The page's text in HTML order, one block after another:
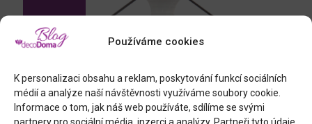
Používáme cookies
K personalizaci obsahu a reklam, poskytování funkcí sociálních
médií a analýze naší návštěvnosti využíváme soubory cookie.
Informace o tom, jak náš web používáte, sdílíme se svými
partnery pro sociální média, inzerci a analýzy. Partneři tyto údaje